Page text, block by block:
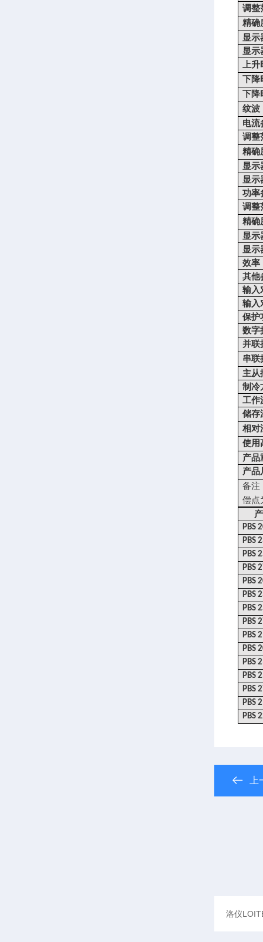
调整
精确
显示
显示
上
下降
下降
纹波
电流
调整
精确
显示
显示
功率
调整
精确
显示
显示
效率
其他
输入
输入
保护
数字
并联
串联
主从
制冷
工作
储存
相对
使用
产品
产品
备注
偿点
PBS
PBS
PBS
PBS
PBS
PBS
PBS
PBS
PBS
PBS
PBS
PBS
PBS
PBS
PBS